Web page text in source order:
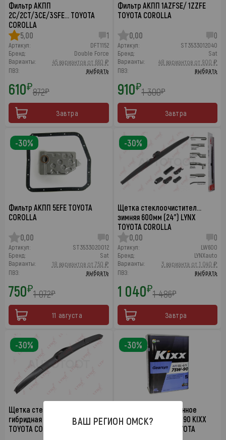
Фильтр АКПП
2C/2CT/3CE/3SFE… TOYOTA
COROLLA
5,00
1
Артикул:
DFT1152
Бренд:
Double Force
Варианты:
45 вариантов от 660 ₽
ПВЗ:
выбрать
610₽872₽
Завтра
Фильтр АКПП 1AZFSE/ 1ZZFE
TOYOTA COROLLA
0,00 0
Артикул:
ST3533012040
Бренд:
Sat
Варианты:
48 вариантов от 900 ₽
ПВЗ:
выбрать
910₽1 300₽
Завтра
Фильтр АКПП 5EFE TOYOTA
COROLLA
0,00 0
Артикул:
ST3533020012
Бренд:
Sat
Варианты:
18 вариантов от 750 ₽
ПВЗ:
выбрать
750₽1 072₽
11 августа
-30%
Щетка стеклоочистител…
зимняя 600мм (24") LYNX
TOYOTA COROLLA
0,00
0
Артикул:
LW600
Бренд:
LYNXauto
Варианты:
3 варианта от 1 040 ₽
ПВЗ:
выбрать
1 040₽1 486₽
Завтра
-30%
Щетка стеклоочистител…
гибридная 600мм (24") LYNX
TOYOTA COROLLA
-30%
Масло трансмиссионное
полусинтетика 75W-90 KIXX
GEARTEC GL-5 4л TOYOTA
-30%
ВАШ РЕГИОН ОМСК?